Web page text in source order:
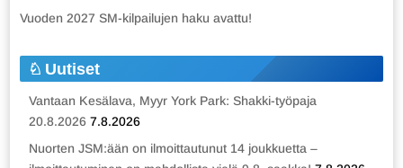
Vuoden 2027 SM-kilpailujen haku avattu!
Uutiset
Vantaan Kesälava, Myyr York Park: Shakki-työpaja
20.8.2026 7.8.2026
Nuorten JSM:ään on ilmoittautunut 14 joukkuetta –